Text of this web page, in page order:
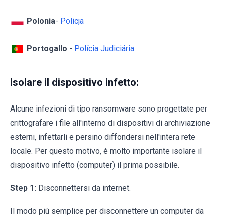
Polonia- Policja
Portogallo - Polícia Judiciária
Isolare il dispositivo infetto:
Alcune infezioni di tipo ransomware sono progettate per
crittografare i file all'interno di dispositivi di archiviazione
esterni, infettarli e persino diffondersi nell'intera rete
locale. Per questo motivo, è molto importante isolare il
dispositivo infetto (computer) il prima possibile.
Step 1: Disconnettersi da internet.
Il modo più semplice per disconnettere un computer da